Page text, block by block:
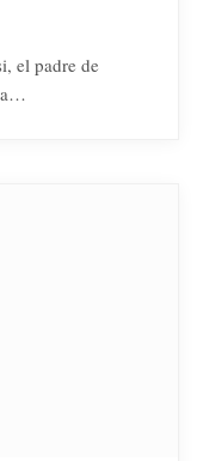
el padre de
a…